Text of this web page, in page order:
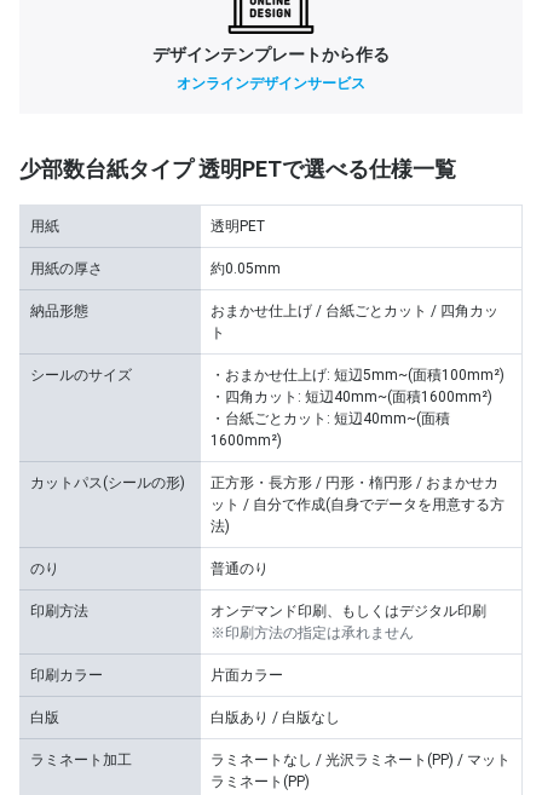
デザインテンプレートから作る
オンラインデザインサービス
少部数台紙タイプ 透明PETで選べる仕様一覧
用紙 透明PET
用紙の厚さ 約0.05mm
納品形態
おまかせ仕上げ / 台紙ごとカット / 四角カッ
ト
シールのサイズ
・おまかせ仕上げ: 短辺5mm~(面積100mm²)
・四角カット: 短辺40mm~(面積1600mm²)
・台紙ごとカット: 短辺40mm~(面積
1600mm²)
カットパス(シールの形)
正方形・長方形 / 円形・楕円形 / おまかせカ
ット / 自分で作成(自身でデータを用意する方
法)
のり 普通のり
印刷方法
オンデマンド印刷、もしくはデジタル印刷
※印刷方法の指定は承れません
印刷カラー 片面カラー
白版 白版あり / 白版なし
ラミネート加工
ラミネートなし / 光沢ラミネート(PP) / マット
ラミネート(PP)